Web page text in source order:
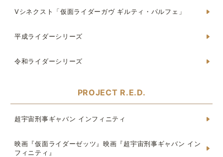
Vシネクスト「仮面ライダーガヴ ギルティ・パルフェ」
平成ライダーシリーズ
令和ライダーシリーズ
PROJECT R.E.D.
超宇宙刑事ギャバン インフィニティ
映画『仮面ライダーゼッツ』映画『超宇宙刑事ギャバン イン
フィニティ』